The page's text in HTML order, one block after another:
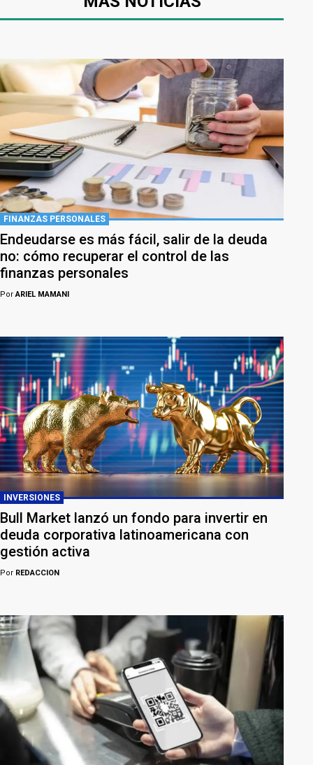
FINANZAS PERSONALES
Endeudarse es más fácil, salir de la deuda
no: cómo recuperar el control de las
finanzas personales
PorARIEL MAMANI
INVERSIONES
Bull Market lanzó un fondo para invertir en
deuda corporativa latinoamericana con
gestión activa
Por REDACCION